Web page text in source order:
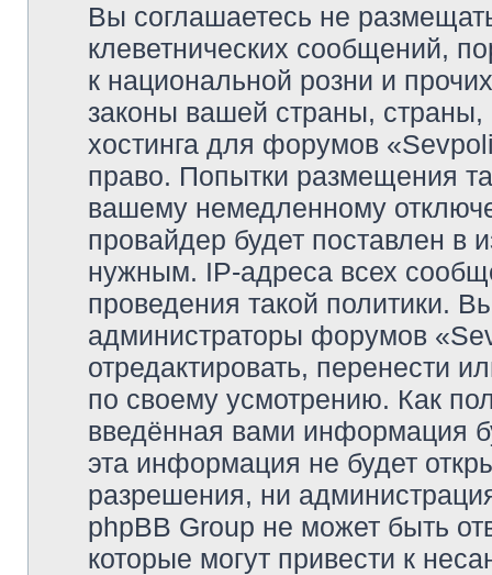
Вы соглашаетесь не
клеветнических сообщений,
к национальной розни и
законы вашей страны, страны,
хостинга для форумов
право. Попытки размещения
вашему немедленному
провайдер будет поставлен в
нужным. IP-адреса всех
проведения такой политики.
администраторы форумов
отредактировать, перенести
по своему усмотрению. Как
введённая вами информация
эта информация не будет
разрешения, ни
phpBB Group не может быть
которые могут привести к